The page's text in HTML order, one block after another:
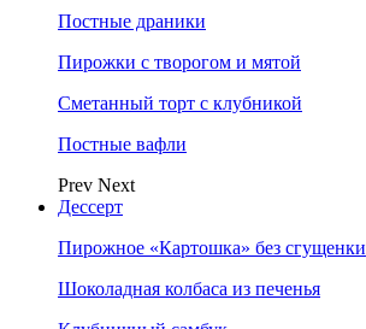
Постные драники
Пирожки с творогом и мятой
Сметанный торт с клубникой
Постные вафли
Prev Next
Дессерт
Пирожное «Картошка» без сгущенки
Шоколадная колбаса из печенья